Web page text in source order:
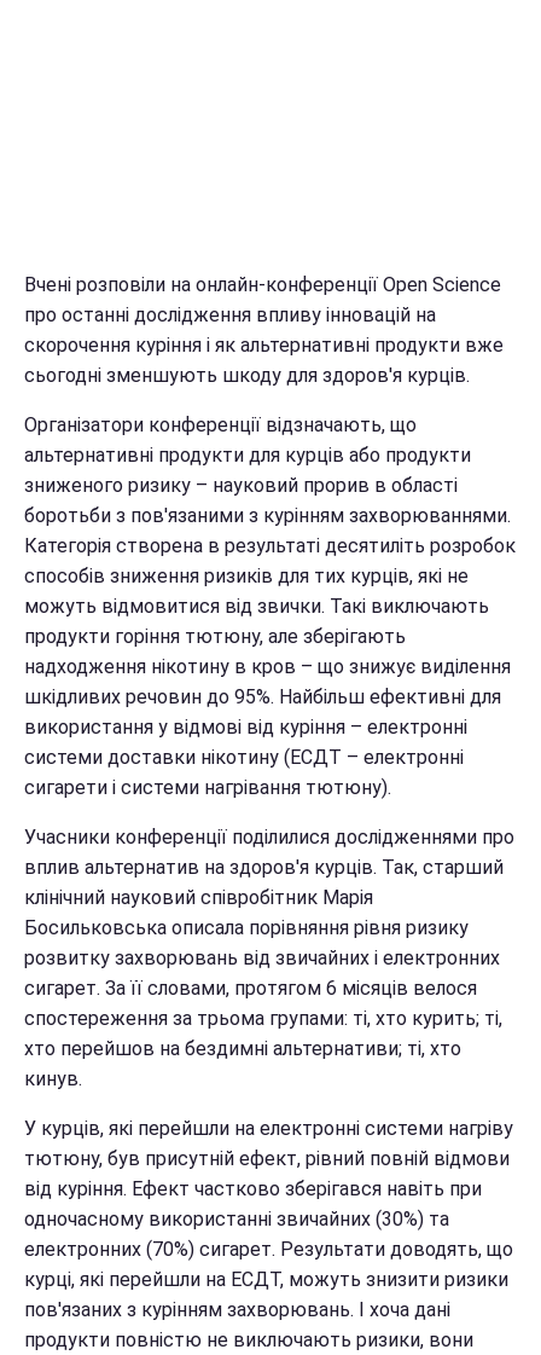
Вчені розповіли на онлайн-конференції Open Science
про останні дослідження впливу інновацій на
скорочення куріння і як альтернативні продукти вже
сьогодні зменшують шкоду для здоров'я курців.
Організатори конференції відзначають, що
альтернативні продукти для курців або продукти
зниженого ризику – науковий прорив в області
боротьби з пов'язаними з курінням захворюваннями.
Категорія створена в результаті десятиліть розробок
способів зниження ризиків для тих курців, які не
можуть відмовитися від звички. Такі виключають
продукти горіння тютюну, але зберігають
надходження нікотину в кров – що знижує виділення
шкідливих речовин до 95%. Найбільш ефективні для
використання у відмові від куріння – електронні
системи доставки нікотину (ЕСДТ – електронні
сигарети і системи нагрівання тютюну).
Учасники конференції поділилися дослідженнями про
вплив альтернатив на здоров'я курців. Так, старший
клінічний науковий співробітник Марія
Босильковська описала порівняння рівня ризику
розвитку захворювань від звичайних і електронних
сигарет. За її словами, протягом 6 місяців велося
спостереження за трьома групами: ті, хто курить; ті,
хто перейшов на бездимні альтернативи; ті, хто
кинув.
У курців, які перейшли на електронні системи нагріву
тютюну, був присутній ефект, рівний повній відмови
від куріння. Ефект частково зберігався навіть при
одночасному використанні звичайних (30%) та
електронних (70%) сигарет. Результати доводять, що
курці, які перейшли на ЕСДТ, можуть знизити ризики
пов'язаних з курінням захворювань. І хоча дані
продукти повністю не виключають ризики, вони